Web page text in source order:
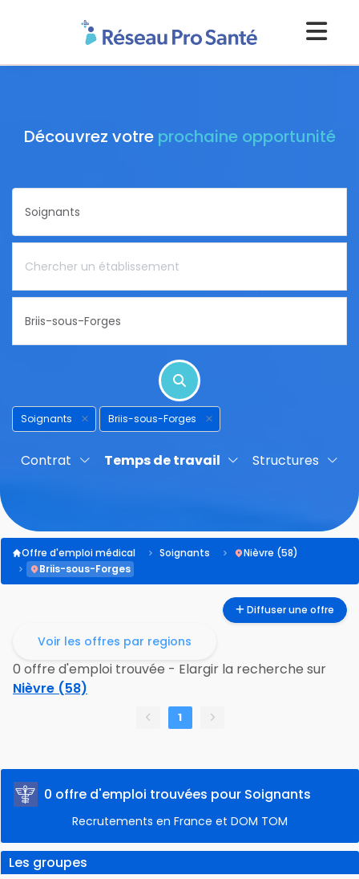
Découvrez votre prochaine opportunité
Soignants Briis-sous-Forges
Contrat Temps de travail Structures
Offre d'emploi médical Soignants
Nièvre (58)
Briis-sous-Forges
0 offre d'emploi trouvées pour Soignants
Recrutements en France et DOM TOM
Les groupes
Diffuser une offre
Voir les offres par regions
0 offre d'emploi trouvée - Elargir la recherche sur
Nièvre (58)
1